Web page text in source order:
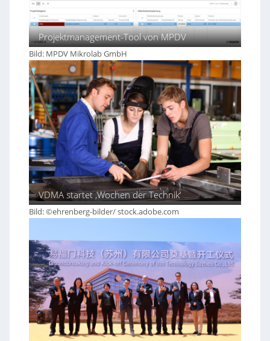
Projektmanagement-Tool von MPDV
Bild: MPDV Mikrolab GmbH
VDMA startet ‚Wochen der Technik‘
Bild: ©ehrenberg-bilder/ stock.adobe.com